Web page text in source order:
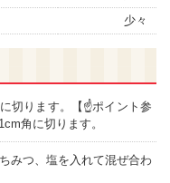
少々
切ります。【☝ポイント参
角に切ります。
みつ、塩を入れて混ぜ合わ